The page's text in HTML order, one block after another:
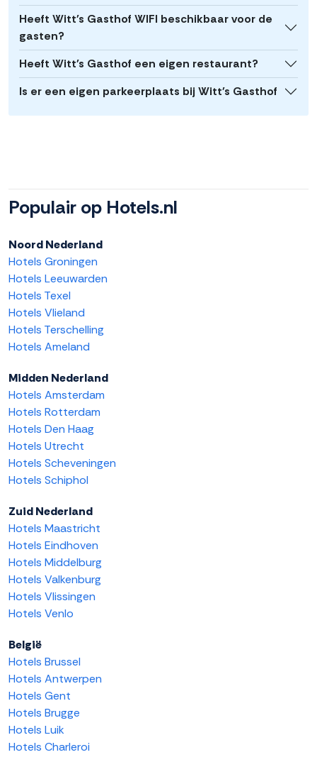
Heeft Witt's Gasthof WIFI beschikbaar voor de
gasten?
Heeft Witt's Gasthof een eigen restaurant?
Is er een eigen parkeerplaats bij Witt's Gasthof
Populair op Hotels.nl
Noord Nederland
Hotels Groningen
Hotels Leeuwarden
Hotels Texel
Hotels Vlieland
Hotels Terschelling
Hotels Ameland
Midden Nederland
Hotels Amsterdam
Hotels Rotterdam
Hotels Den Haag
Hotels Utrecht
Hotels Scheveningen
Hotels Schiphol
Zuid Nederland
Hotels Maastricht
Hotels Eindhoven
Hotels Middelburg
Hotels Valkenburg
Hotels Vlissingen
Hotels Venlo
België
Hotels Brussel
Hotels Antwerpen
Hotels Gent
Hotels Brugge
Hotels Luik
Hotels Charleroi